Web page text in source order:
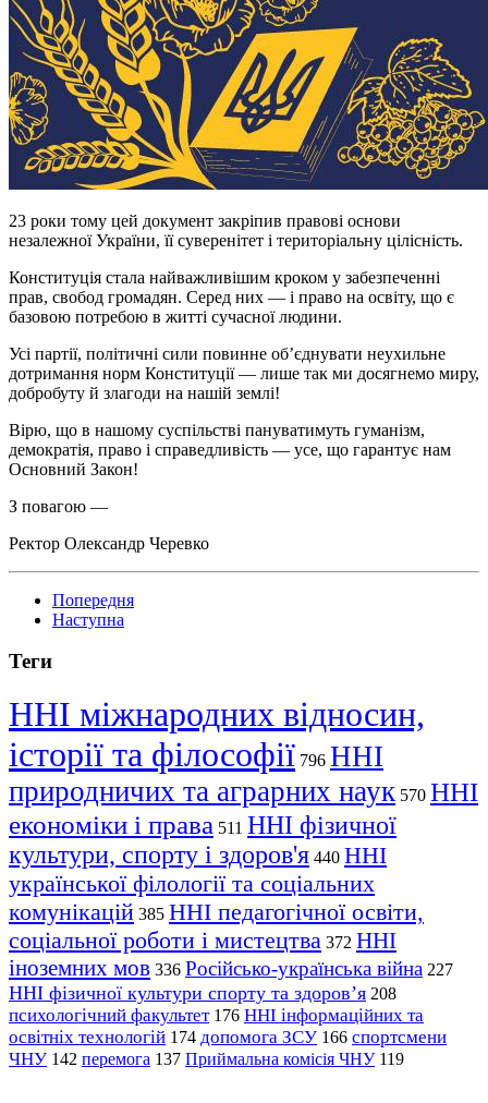
23 роки тому цей документ закріпив правові основи
незалежної України, її суверенітет і територіальну цілісність.
Конституція стала найважливішим кроком у забезпеченні
прав, свобод громадян. Серед них — і право на освіту, що є
базовою потребою в житті сучасної людини.
Усі партії, політичні сили повинне об’єднувати неухильне
дотримання норм Конституції — лише так ми досягнемо миру,
добробуту й злагоди на нашій землі!
Вірю, що в нашому суспільстві пануватимуть гуманізм,
демократія, право і справедливість — усе, що гарантує нам
Основний Закон!
З повагою —
Ректор Олександр Черевко
Попередня
Наступна
Теги
ННІ міжнародних відносин,
історії та філософії 796 ННІ
природничих та аграрних наук 570 ННІ
економіки і права 511 ННІ фізичної
культури, спорту і здоров'я 440 ННІ
української філології та соціальних
комунікацій 385 ННІ педагогічної освіти,
соціальної роботи і мистецтва 372 ННІ
іноземних мов 336 Російсько-українська війна 227
ННІ фізичної культури спорту та здоров’я 208
психологічний факультет 176 ННІ інформаційних та
освітніх технологій 174 допомога ЗСУ 166 спортсмени
ЧНУ 142 перемога 137 Приймальна комісія ЧНУ 119